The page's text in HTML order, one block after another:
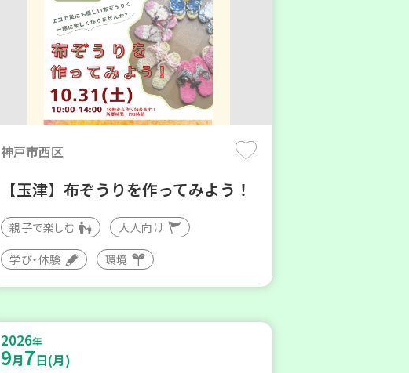
神戸市西区
【玉津】布ぞうりを作ってみよう！
親子で楽しむ 大人向け
学び・体験 環境
2026年
9月7日(月)